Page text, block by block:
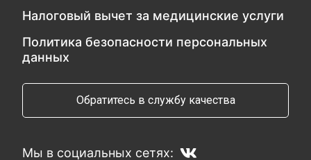
Налоговый вычет за медицинские услуги
Политика безопасности персональных
данных
Обратитесь в службу качества
Мы в социальных сетях: